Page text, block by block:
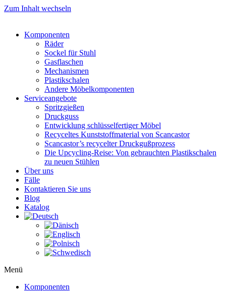
Zum Inhalt wechseln
Komponenten
Räder
Sockel für Stuhl
Gasflaschen
Mechanismen
Plastikschalen
Andere Möbelkomponenten
Serviceangebote
Spritzgießen
Druckguss
Entwicklung schlüsselfertiger Möbel
Recyceltes Kunststoffmaterial von Scancastor
Scancastor’s recycelter Druckgußprozess
Die Upcycling-Reise: Von gebrauchten Plastikschalen
zu neuen Stühlen
Über uns
Fälle
Kontaktieren Sie uns
Blog
Katalog
Menü
Komponenten